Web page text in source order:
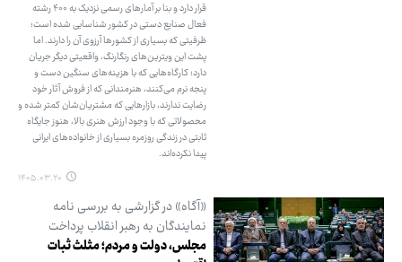
قرار دارد و بنا بر آمارهای رسمی نزدیک به ۴۰۰ رشته
فعال صنایع دستی در کشور شناسایی شده است؛
ظرفیتی که بسیاری از کشورها آرزوی آن را دارند. اما
پشت این ویترین‌های رنگارنگ، واقعیتی دیگر جریان
دارد؛ کارگاه‌هایی که با هزینه‌های سنگین دست و
پنجه نرم می‌کنند، هنرمندانی که از فروش آثار خود
رضایت ندارند، بازارهایی که مشتریان‌شان کمتر شده و
محصولاتی که با وجود ارزش هنری بالا، هنوز جایگاه
ثابتی در زندگی روزمره بسیاری از خانواده‌های ایرانی
پیدا نکرده‌اند.
۱۴۰۵.۰۳.۲۰
«آگاه» در گزارشی به بررسی نامه
نمایندگان به رهبر انقلاب پرداخت
مجلس، دولت و مردم؛ مثلث ثبات